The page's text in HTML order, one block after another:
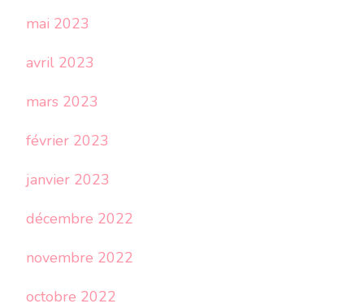
mai 2023
avril 2023
mars 2023
février 2023
janvier 2023
décembre 2022
novembre 2022
octobre 2022